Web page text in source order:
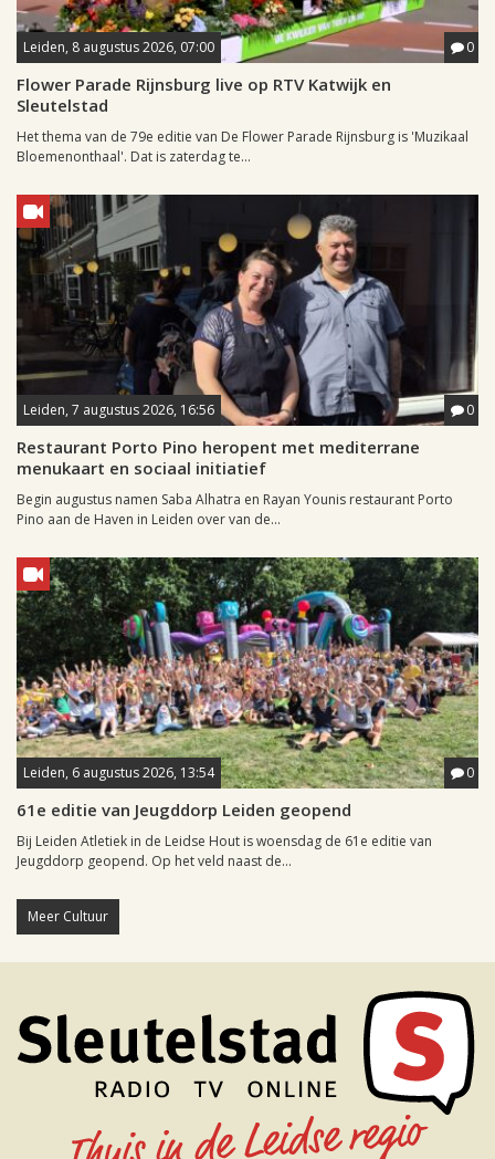
Leiden, 8 augustus 2026, 07:00 0
Flower Parade Rijnsburg live op RTV Katwijk en
Sleutelstad
Het thema van de 79e editie van De Flower Parade Rijnsburg is 'Muzikaal
Bloemenonthaal'. Dat is zaterdag te...
Leiden, 7 augustus 2026, 16:56 0
Restaurant Porto Pino heropent met mediterrane
menukaart en sociaal initiatief
Begin augustus namen Saba Alhatra en Rayan Younis restaurant Porto
Pino aan de Haven in Leiden over van de...
Leiden, 6 augustus 2026, 13:54 0
61e editie van Jeugddorp Leiden geopend
Bij Leiden Atletiek in de Leidse Hout is woensdag de 61e editie van
Jeugddorp geopend. Op het veld naast de...
Meer Cultuur